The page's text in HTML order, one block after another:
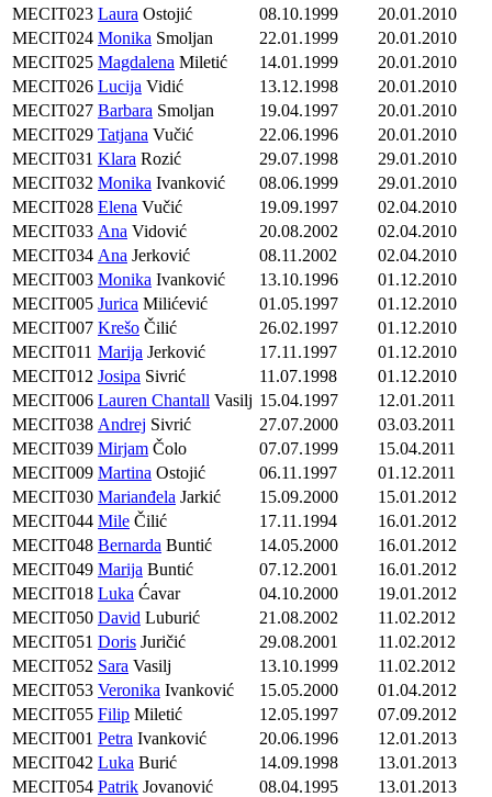
MECIT023 Laura Ostojić 08.10.1999
20.01.2010
MECIT024 Monika Smoljan 22.01.1999
20.01.2010
MECIT025 Magdalena Miletić 14.01.1999
20.01.2010
MECIT026 Lucija Vidić 13.12.1998
20.01.2010
MECIT027 Barbara Smoljan 19.04.1997
20.01.2010
MECIT029 Tatjana Vučić 22.06.1996
20.01.2010
MECIT031 Klara Rozić 29.07.1998
29.01.2010
MECIT032 Monika Ivanković 08.06.1999
29.01.2010
MECIT028 Elena Vučić 19.09.1997
02.04.2010
MECIT033 Ana Vidović 20.08.2002
02.04.2010
MECIT034 Ana Jerković 08.11.2002
02.04.2010
MECIT003 Monika Ivanković 13.10.1996
01.12.2010
MECIT005 Jurica Milićević 01.05.1997
01.12.2010
MECIT007 Krešo Čilić 26.02.1997
01.12.2010
MECIT011 Marija Jerković 17.11.1997
01.12.2010
MECIT012 Josipa Sivrić 11.07.1998
01.12.2010
MECIT006 Lauren Chantall Vasilj 15.04.1997
12.01.2011
MECIT038 Andrej Sivrić 27.07.2000
03.03.2011
MECIT039 Mirjam Čolo 07.07.1999
15.04.2011
MECIT009 Martina Ostojić 06.11.1997
01.12.2011
MECIT030 Marianđela Jarkić 15.09.2000
15.01.2012
MECIT044 Mile Čilić 17.11.1994
16.01.2012
MECIT048 Bernarda Buntić 14.05.2000
16.01.2012
MECIT049 Marija Buntić 07.12.2001
16.01.2012
MECIT018 Luka Ćavar 04.10.2000
19.01.2012
MECIT050 David Luburić 21.08.2002
11.02.2012
MECIT051 Doris Juričić 29.08.2001
11.02.2012
MECIT052 Sara Vasilj 13.10.1999
11.02.2012
MECIT053 Veronika Ivanković 15.05.2000
01.04.2012
MECIT055 Filip Miletić 12.05.1997
07.09.2012
MECIT001 Petra Ivanković 20.06.1996
12.01.2013
MECIT042 Luka Burić 14.09.1998
13.01.2013
MECIT054 Patrik Jovanović 08.04.1995
13.01.2013